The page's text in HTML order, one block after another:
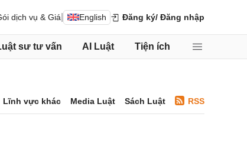
dịch vụ & Giá English Đăng ký/ Đăng nhập
sư tư vấn AI Luật Tiện ích
Lĩnh vực khác Media Luật Sách Luật RSS